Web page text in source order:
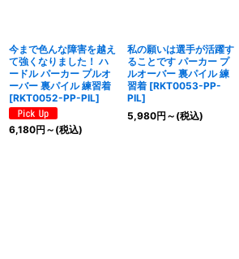
今まで色んな障害を越え
て強くなりました！ ハ
ードル パーカー プルオ
ーバー 裏パイル 練習着
[RKT0052-PP-PIL]
6,180円 ～ (税込)
私の願いは選手が活躍す
ることです パーカー プ
ルオーバー 裏パイル 練
習着 [RKT0053-PP-
PIL]
5,980円 ～ (税込)